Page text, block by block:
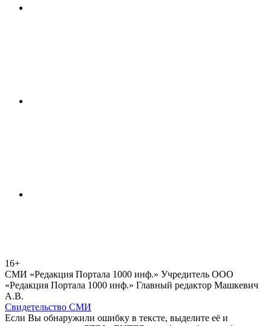
16+
СМИ «Редакция Портала 1000 инф.» Учредитель ООО
«Редакция Портала 1000 инф.» Главный редактор Машкевич
А.В.
Свидетельство СМИ
Если Вы обнаружили ошибку в тексте, выделите её и